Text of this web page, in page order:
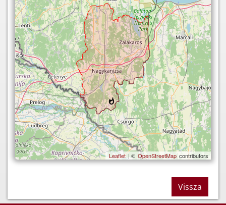
Leaflet | © OpenStreetMap contributors
Vissza